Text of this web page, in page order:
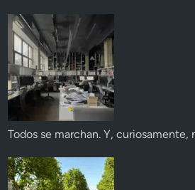
Todos se marchan. Y, curiosamente,